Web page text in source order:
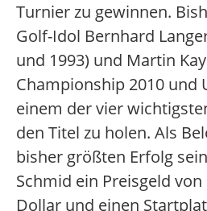
Turnier zu gewinnen.
Golf-Idol Bernhard
und 1993) und Martin
Championship 2010 und
einem der vier
den Titel zu holen. Als
bisher größten Erfolg
Schmid ein Preisgeld von
Dollar und einen